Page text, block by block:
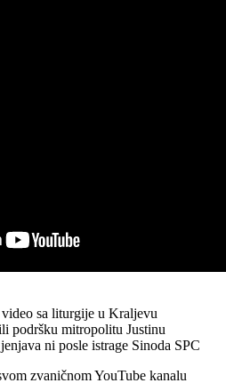
sa liturgije u Kraljevu
podršku mitropolitu Justinu
ni posle istrage Sinoda SPC
zvaničnom YouTube kanalu